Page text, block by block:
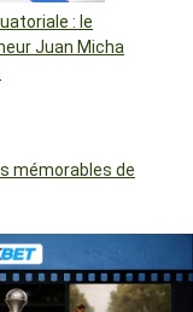
: le
Juan Micha
mémorables de